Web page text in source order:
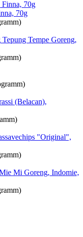
70g
Tepung Tempe Goreng,
(Belacan),
"Original",
Mi Goreng, Indomie,